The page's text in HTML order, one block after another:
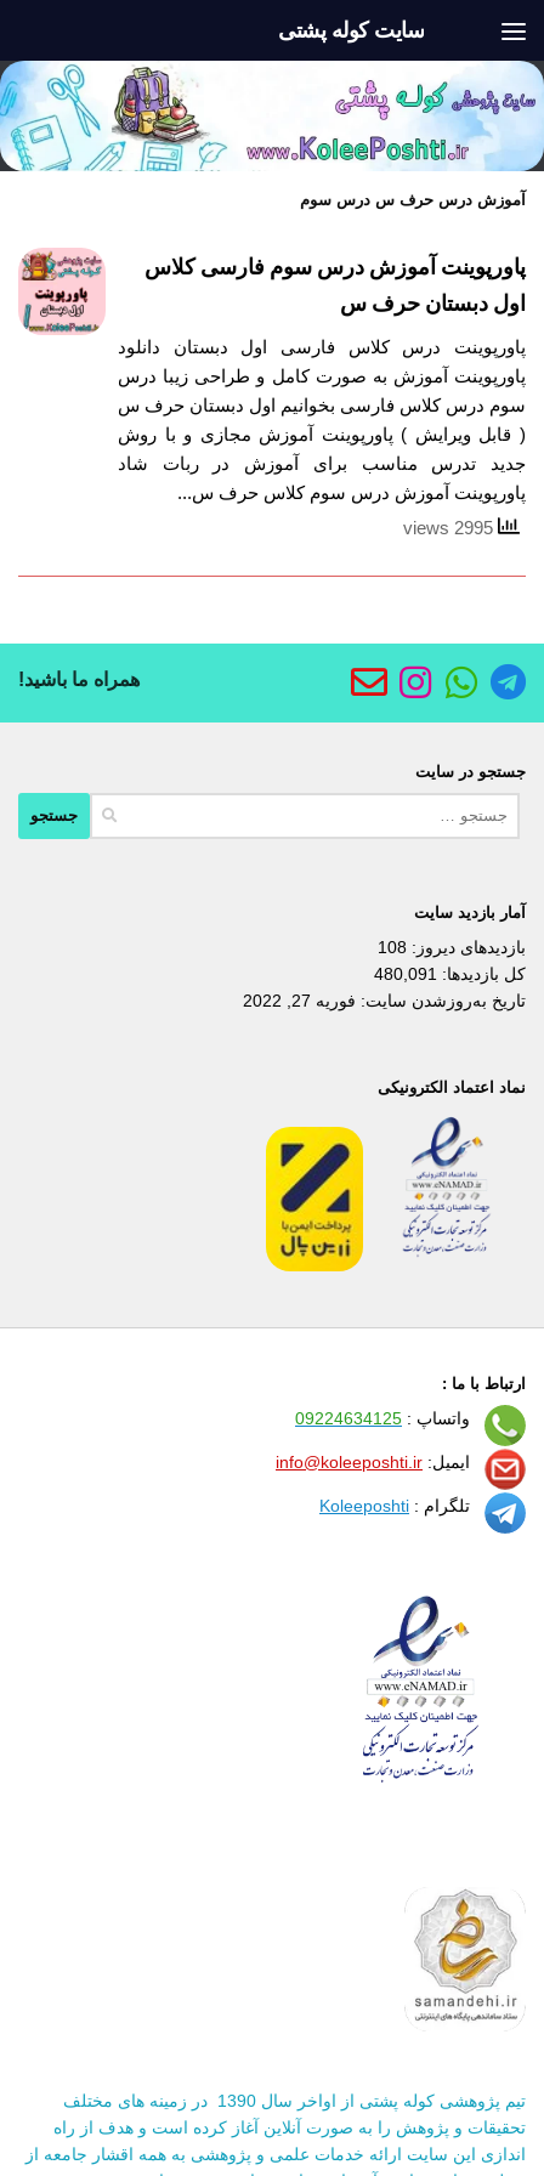
سایت کوله پشتی
آموزش درس حرف س درس سوم
پاورپوینت آموزش درس سوم فارسی کلاس
اول دبستان حرف س
پاورپوینت درس کلاس فارسی اول دبستان دانلود
پاورپوینت آموزش به صورت کامل و طراحی زیبا درس
سوم درس کلاس فارسی بخوانیم اول دبستان حرف س
( قابل ویرایش ) پاورپوینت آموزش مجازی و با روش
جدید تدرس مناسب برای آموزش در ربات شاد
پاورپوینت آموزش درس سوم کلاس حرف س...
همراه ما باشید!
جستجو در سایت
آمار بازدید سایت
بازدیدهای دیروز: 108
کل بازدیدها: 480,091
تاریخ به‌روزشدن سایت: فوریه 27, 2022
نماد اعتماد الکترونیکی
ارتباط با ما :
واتساپ : 09224634125
ایمیل: info@koleeposhti.ir
تلگرام : Koleeposhti
تیم پژوهشی کوله پشتی از اواخر سال 1390 در زمینه های مختلف
تحقیقات و پژوهش را به صورت آنلاین آغاز کرده است و هدف از راه
اندازی این سایت ارائه خدمات علمی و پژوهشی به همه اقشار جامعه از